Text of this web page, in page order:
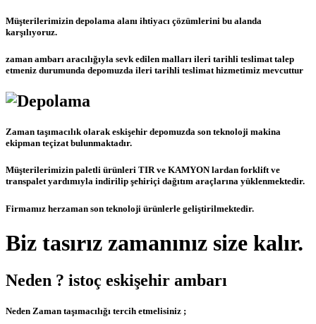
Müşterilerimizin depolama alanı ihtiyacı çözümlerini bu alanda
karşılıyoruz.
zaman ambarı aracılığıyla sevk edilen malları ileri tarihli teslimat talep
etmeniz durumunda depomuzda ileri tarihli teslimat hizmetimiz mevcuttur
Zaman taşımacılık olarak eskişehir depomuzda son teknoloji makina
ekipman teçizat bulunmaktadır.
Müşterilerimizin paletli ürünleri TIR ve KAMYON lardan forklift ve
transpalet yardımıyla indirilip şehiriçi dağıtım araçlarına yüklenmektedir.
Firmamız herzaman son teknoloji ürünlerle geliştirilmektedir.
Biz tasırız zamanınız size kalır.
Neden ? istoç eskişehir ambarı
Neden Zaman taşımacılığı tercih etmelisiniz ;